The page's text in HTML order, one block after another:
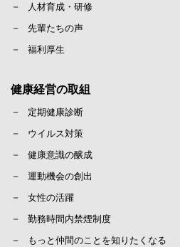
人材育成・研修
先輩たちの声
福利厚生
健康経営の取組
定期健康診断
ウイルス対策
健康意識の醸成
運動機会の創出
女性の活躍
勤務時間内禁煙制度
もっと仲間のことを知りたくなる